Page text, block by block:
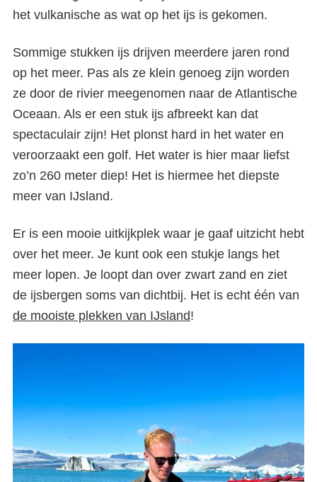
het vulkanische as wat op het ijs is gekomen.
Sommige stukken ijs drijven meerdere jaren rond
op het meer. Pas als ze klein genoeg zijn worden
ze door de rivier meegenomen naar de Atlantische
Oceaan. Als er een stuk ijs afbreekt kan dat
spectaculair zijn! Het plonst hard in het water en
veroorzaakt een golf. Het water is hier maar liefst
zo’n 260 meter diep! Het is hiermee het diepste
meer van IJsland.
Er is een mooie uitkijkplek waar je gaaf uitzicht hebt
over het meer. Je kunt ook een stukje langs het
meer lopen. Je loopt dan over zwart zand en ziet
de ijsbergen soms van dichtbij. Het is echt één van
de mooiste plekken van IJsland!